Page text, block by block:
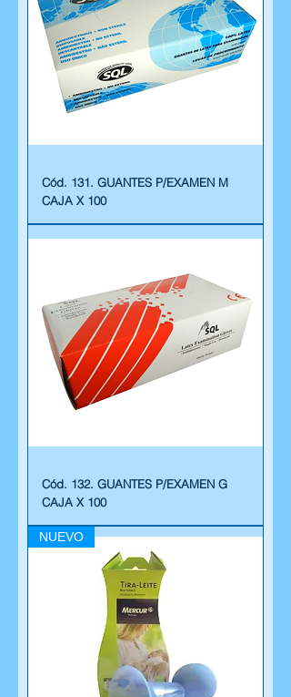
Cód. 131. GUANTES P/EXAMEN M
CAJA X 100
Cód. 132. GUANTES P/EXAMEN G
CAJA X 100
NUEVO